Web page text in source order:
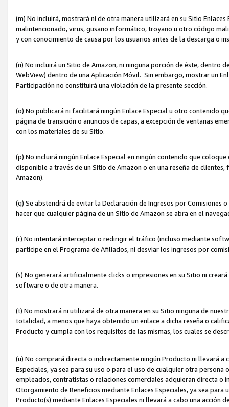
(m) No incluirá, mostrará ni de otra manera utilizará en su Sitio
malintencionado, virus, gusano informático, troyano u otro código
y con conocimiento de causa por los usuarios antes de la descarga
(n) No incluirá un Sitio de Amazon, ni ninguna porción de éste,
WebView) dentro de una Aplicación Móvil. Sin embargo, mostrar un
Participación no constituirá una violación de la presente sección.
(o) No publicará ni facilitará ningún Enlace Especial u otro contenido
página de transición o anuncios de capas, a excepción de ventanas
con los materiales de su Sitio.
(p) No incluirá ningún Enlace Especial en ningún contenido que
disponible a través de un Sitio de Amazon o en una reseña de
Amazon).
(q) Se abstendrá de evitar la Declaración de Ingresos por
hacer que cualquier página de un Sitio de Amazon se abra en el
(r) No intentará interceptar o redirigir el tráfico (incluso mediante
participe en el Programa de Afiliados, ni desviar los ingresos por
(s) No generará artificialmente clicks o impresiones en su Sitio ni
software o de otra manera.
(t) No mostrará ni utilizará de otra manera en su Sitio ninguna de
totalidad, a menos que haya obtenido un enlace a dicha reseña o
Producto y cumpla con los requisitos de las mismas, los cuales se
(u) No comprará directa o indirectamente ningún Producto ni llevará a
Especiales, ya sea para su uso o para el uso de cualquier otra
empleados, contratistas o relaciones comerciales adquieran directa o
Otorgamiento de Beneficios mediante Enlaces Especiales, ya sea
Producto(s) mediante Enlaces Especiales ni llevará a cabo una